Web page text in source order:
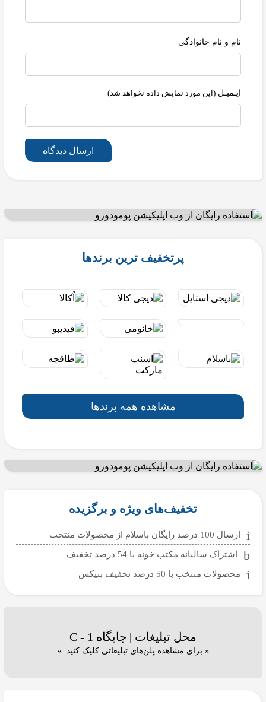
نام و نام خانوادگی
ایـمیـل (این مورد نمایش داده نخواهد شد)
ارسال دیدگاه
پرتخفیف ترین برندها
مشاهده همه برندها
تخفیف‌های ویژه و برگزیده
ارسال 100 درصد رایگان باسلام از محصولات منتخب
اشتراک سالیانه مکتب خونه با 54 درصد تخفیف
محصولات منتخب با 50 درصد تخفیف بنیکس
محل تبلیغات | جایگاه C - 1
« برای مشاهده پلن‌های تبلیغاتی کلیک کنید. »